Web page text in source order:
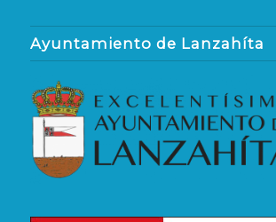
Ayuntamiento de Lanzahíta